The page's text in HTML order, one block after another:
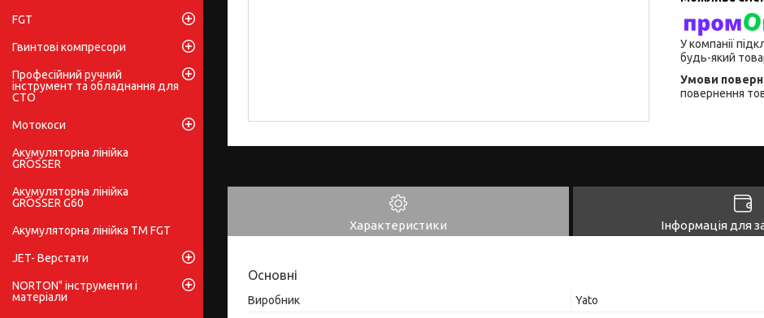
У компанії
будь-який
повернення
Характеристики Інформація для
Основні
Виробник Yato
FGT
Гвинтові компресори
Професійний ручний
інструмент та обладнання для
СТО
Мотокоси
Акумуляторна лінійка
GRÖSSER
Акумуляторна лінійка
GRÖSSER G60
Акумуляторна лінійка ТМ FGT
JET- Верстати
NORTON" інструменти і
матеріали